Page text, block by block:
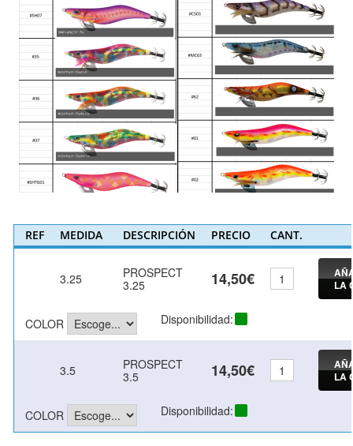
REF MEDIDA DESCRIPCIÓN PRECIO CANT.
3.25
PROSPECT
3.25
14,50€
LA
COLOR Disponibilidad:
3.5
PROSPECT
3.5
14,50€
LA
COLOR Disponibilidad: